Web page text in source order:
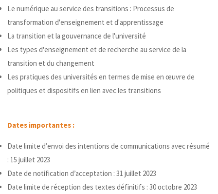
Le numérique au service des transitions : Processus de
transformation d'enseignement et d'apprentissage
La transition et la gouvernance de l'université
Les types d'enseignement et de recherche au service de la
transition et du changement
Les pratiques des universités en termes de mise en œuvre de
politiques et dispositifs en lien avec les transitions
Dates importantes :
Date limite d’envoi des intentions de communications avec résumé
: 15 juillet 2023
Date de notification d’acceptation : 31 juillet 2023
Date limite de réception des textes définitifs : 30 octobre 2023